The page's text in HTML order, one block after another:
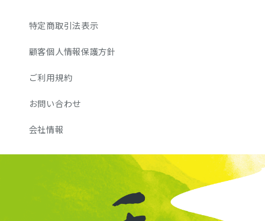
特定商取引法表示
顧客個人情報保護方針
ご利用規約
お問い合わせ
会社情報